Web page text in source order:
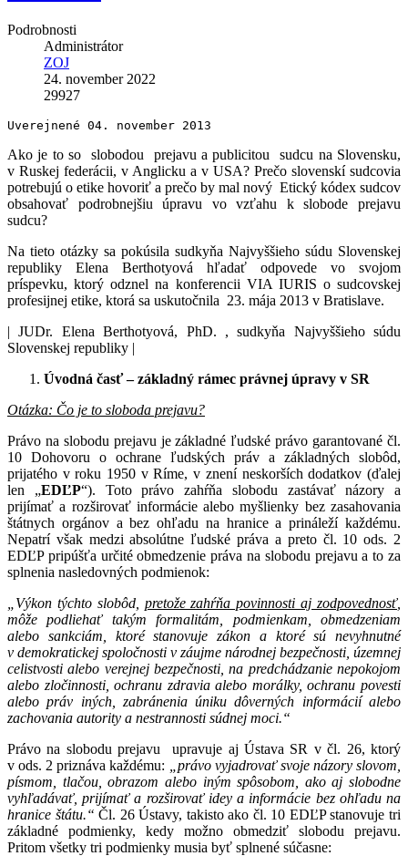
Podrobnosti
Administrátor
ZOJ
24. november 2022
29927
Uverejnené 04. november 2013
Ako je to so slobodou prejavu a publicitou sudcu na Slovensku,
v Ruskej federácii, v Anglicku a v USA? Prečo slovenskí sudcovia
potrebujú o etike hovoriť a prečo by mal nový Etický kódex sudcov
obsahovať podrobnejšiu úpravu vo vzťahu k slobode prejavu
sudcu?
Na tieto otázky sa pokúsila sudkyňa Najvyššieho súdu Slovenskej
republiky Elena Berthotyová hľadať odpovede vo svojom
príspevku, ktorý odznel na konferencii VIA IURIS o sudcovskej
profesijnej etike, ktorá sa uskutočnila 23. mája 2013 v Bratislave.
| JUDr. Elena Berthotyová, PhD. , sudkyňa Najvyššieho súdu
Slovenskej republiky |
Úvodná časť – základný rámec právnej úpravy v SR
Otázka: Čo je to sloboda prejavu?
Právo na slobodu prejavu je základné ľudské právo garantované čl.
10 Dohovoru o ochrane ľudských práv a základných slobôd,
prijatého v roku 1950 v Ríme, v znení neskorších dodatkov (ďalej
len „EDĽP“). Toto právo zahŕňa slobodu zastávať názory a
prijímať a rozširovať informácie alebo myšlienky bez zasahovania
štátnych orgánov a bez ohľadu na hranice a prináleží každému.
Nepatrí však medzi absolútne ľudské práva a preto čl. 10 ods. 2
EDĽP pripúšťa určité obmedzenie práva na slobodu prejavu a to za
splnenia nasledovných podmienok:
„Výkon týchto slobôd, pretože zahŕňa povinnosti aj zodpovednosť,
môže podliehať takým formalitám, podmienkam, obmedzeniam
alebo sankciám, ktoré stanovuje zákon a ktoré sú nevyhnutné
v demokratickej spoločnosti v záujme národnej bezpečnosti, územnej
celistvosti alebo verejnej bezpečnosti, na predchádzanie nepokojom
alebo zločinnosti, ochranu zdravia alebo morálky, ochranu povesti
alebo práv iných, zabránenia úniku dôverných informácií alebo
zachovania autority a nestrannosti súdnej moci.“
Právo na slobodu prejavu upravuje aj Ústava SR v čl. 26, ktorý
v ods. 2 priznáva každému:
„právo vyjadrovať svoje názory slovom,
písmom, tlačou, obrazom alebo iným spôsobom, ako aj slobodne
vyhľadávať, prijímať a rozširovať idey a informácie bez ohľadu na
hranice štátu.“Čl. 26 Ústavy, takisto ako čl. 10 EDĽP stanovuje tri
základné podmienky, kedy možno obmedziť slobodu prejavu.
Pritom všetky tri podmienky musia byť splnené súčasne: